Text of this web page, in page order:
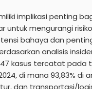
implikasi penting
untuk mengurangi
bahaya dan
analisis
kasus tercatat pada
di mana 93,83%
dan transportasi/